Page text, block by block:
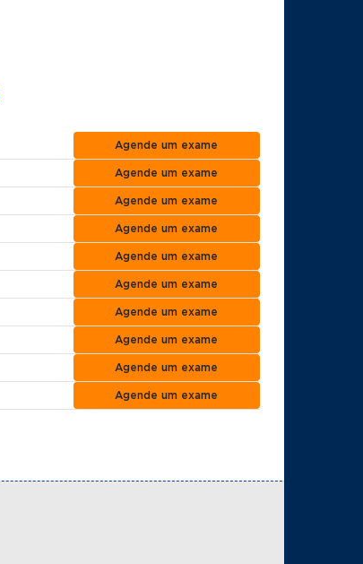
Agende um exame
Agende um exame
Agende um exame
Agende um exame
Agende um exame
Agende um exame
Agende um exame
Agende um exame
Agende um exame
Agende um exame